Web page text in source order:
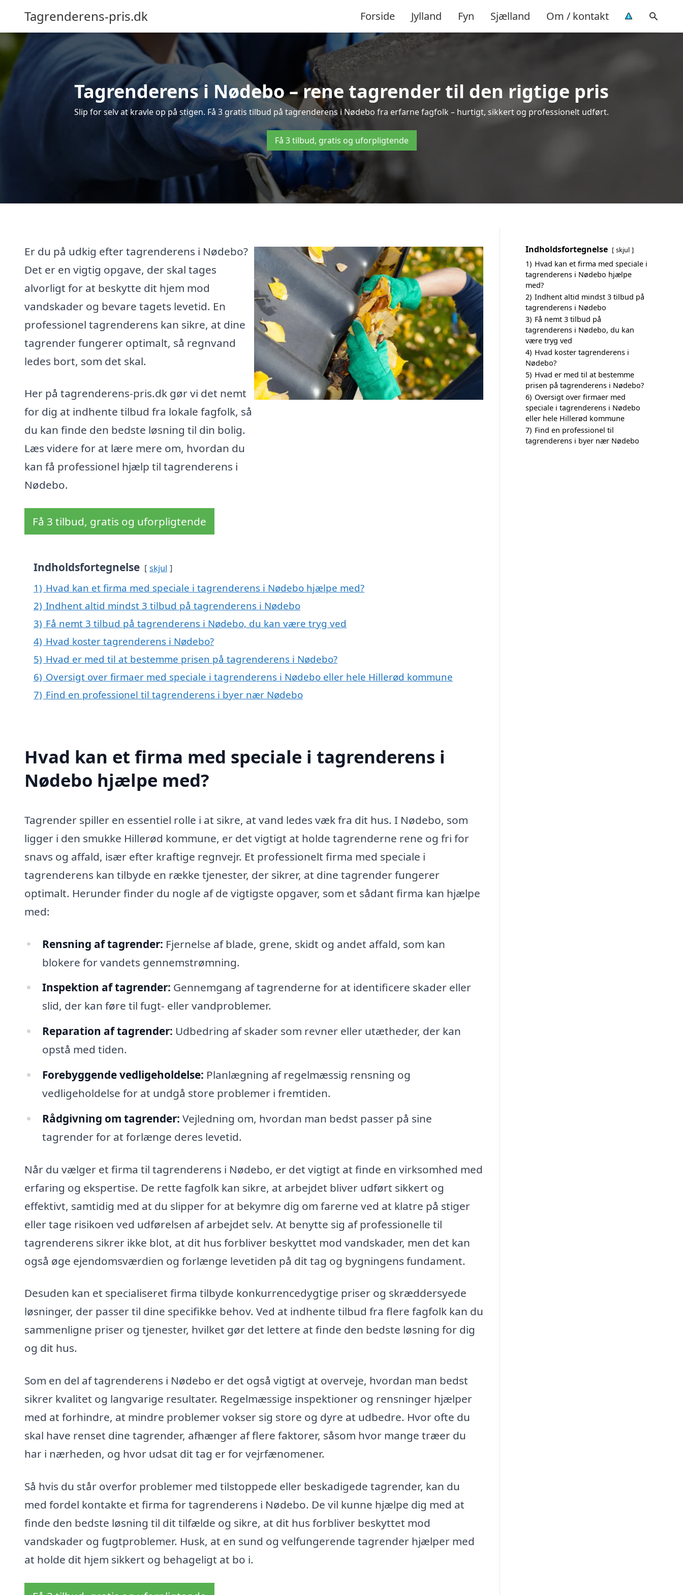
Tagrenderens-pris.dk Forside Jylland Fyn Sjælland Om / kontakt
Tagrenderens i Nødebo – rene tagrender til den rigtige pris
Slip for selv at kravle op på stigen. Få 3 gratis tilbud på tagrenderens i Nødebo fra erfarne fagfolk – hurtigt, sikkert og professionelt udført.
Få 3 tilbud, gratis og uforpligtende
Er du på udkig efter tagrenderens i Nødebo?
Det er en vigtig opgave, der skal tages
alvorligt for at beskytte dit hjem mod
vandskader og bevare tagets levetid. En
professionel tagrenderens kan sikre, at dine
tagrender fungerer optimalt, så regnvand
ledes bort, som det skal.
Her på tagrenderens-pris.dk gør vi det nemt
for dig at indhente tilbud fra lokale fagfolk, så
du kan finde den bedste løsning til din bolig.
Læs videre for at lære mere om, hvordan du
kan få professionel hjælp til tagrenderens i
Nødebo.
Få 3 tilbud, gratis og uforpligtende
Indholdsfortegnelse skjul
1) Hvad kan et firma med speciale i tagrenderens i Nødebo hjælpe med?
2) Indhent altid mindst 3 tilbud på tagrenderens i Nødebo
3) Få nemt 3 tilbud på tagrenderens i Nødebo, du kan være tryg ved
4) Hvad koster tagrenderens i Nødebo?
5) Hvad er med til at bestemme prisen på tagrenderens i Nødebo?
6) Oversigt over firmaer med speciale i tagrenderens i Nødebo eller hele Hillerød kommune
7) Find en professionel til tagrenderens i byer nær Nødebo
Hvad kan et firma med speciale i tagrenderens i
Nødebo hjælpe med?
Tagrender spiller en essentiel rolle i at sikre, at vand ledes væk fra dit hus. I Nødebo, som
ligger i den smukke Hillerød kommune, er det vigtigt at holde tagrenderne rene og fri for
snavs og affald, især efter kraftige regnvejr. Et professionelt firma med speciale i
tagrenderens kan tilbyde en række tjenester, der sikrer, at dine tagrender fungerer
optimalt. Herunder finder du nogle af de vigtigste opgaver, som et sådant firma kan hjælpe
med:
Rensning af tagrender: Fjernelse af blade, grene, skidt og andet affald, som kan
blokere for vandets gennemstrømning.
Inspektion af tagrender: Gennemgang af tagrenderne for at identificere skader eller
slid, der kan føre til fugt- eller vandproblemer.
Reparation af tagrender: Udbedring af skader som revner eller utætheder, der kan
opstå med tiden.
Forebyggende vedligeholdelse: Planlægning af regelmæssig rensning og
vedligeholdelse for at undgå store problemer i fremtiden.
Rådgivning om tagrender: Vejledning om, hvordan man bedst passer på sine
tagrender for at forlænge deres levetid.
Når du vælger et firma til tagrenderens i Nødebo, er det vigtigt at finde en virksomhed med
erfaring og ekspertise. De rette fagfolk kan sikre, at arbejdet bliver udført sikkert og
effektivt, samtidig med at du slipper for at bekymre dig om farerne ved at klatre på stiger
eller tage risikoen ved udførelsen af arbejdet selv. At benytte sig af professionelle til
tagrenderens sikrer ikke blot, at dit hus forbliver beskyttet mod vandskader, men det kan
også øge ejendomsværdien og forlænge levetiden på dit tag og bygningens fundament.
Desuden kan et specialiseret firma tilbyde konkurrencedygtige priser og skræddersyede
løsninger, der passer til dine specifikke behov. Ved at indhente tilbud fra flere fagfolk kan du
sammenligne priser og tjenester, hvilket gør det lettere at finde den bedste løsning for dig
og dit hus.
Som en del af tagrenderens i Nødebo er det også vigtigt at overveje, hvordan man bedst
sikrer kvalitet og langvarige resultater. Regelmæssige inspektioner og rensninger hjælper
med at forhindre, at mindre problemer vokser sig store og dyre at udbedre. Hvor ofte du
skal have renset dine tagrender, afhænger af flere faktorer, såsom hvor mange træer du
har i nærheden, og hvor udsat dit tag er for vejrfænomener.
Så hvis du står overfor problemer med tilstoppede eller beskadigede tagrender, kan du
med fordel kontakte et firma for tagrenderens i Nødebo. De vil kunne hjælpe dig med at
finde den bedste løsning til dit tilfælde og sikre, at dit hus forbliver beskyttet mod
vandskader og fugtproblemer. Husk, at en sund og velfungerende tagrender hjælper med
at holde dit hjem sikkert og behageligt at bo i.
Indholdsfortegnelse skjul
1) Hvad kan et firma med speciale i
tagrenderens i Nødebo hjælpe
med?
2) Indhent altid mindst 3 tilbud på
tagrenderens i Nødebo
3) Få nemt 3 tilbud på
tagrenderens i Nødebo, du kan
være tryg ved
4) Hvad koster tagrenderens i
Nødebo?
5) Hvad er med til at bestemme
prisen på tagrenderens i Nødebo?
6) Oversigt over firmaer med
speciale i tagrenderens i Nødebo
eller hele Hillerød kommune
7) Find en professionel til
tagrenderens i byer nær Nødebo